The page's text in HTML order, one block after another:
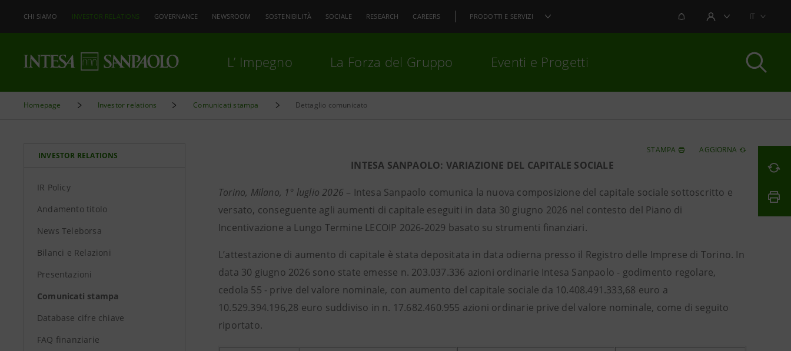
CHI SIAMO INVESTOR RELATIONS GOVERNANCE NEWSROOM SOSTENIBILITÀ SOCIALE RESEARCH CAREERS PRODOTTI E SERVIZI NOTIFICHEAREA UTENTEIT
L’ Impegno La Forza del Gruppo Eventi e Progetti
Homepage Investor relations Comunicati stampa Dettaglio comunicato
INVESTOR RELATIONS
IR Policy
Andamento titolo
News Teleborsa
Bilanci e Relazioni
Presentazioni
Comunicati stampa
Database cifre chiave
FAQ finanziarie
STAMPA AGGIORNA
INTESA SANPAOLO: VARIAZIONE DEL CAPITALE SOCIALE
Torino, Milano, 1° luglio 2026 – Intesa Sanpaolo comunica la nuova composizione del capitale sociale sottoscritto e
versato, conseguente agli aumenti di capitale eseguiti in data 30 giugno 2026 nel contesto del Piano di
Incentivazione a Lungo Termine LECOIP 2026-2029 basato su strumenti finanziari.
L’attestazione di aumento di capitale è stata depositata in data odierna presso il Registro delle Imprese di Torino. In
data 30 giugno 2026 sono state emesse n. 203.037.336 azioni ordinarie Intesa Sanpaolo - godimento regolare,
cedola 55 - prive del valore nominale, con aumento del capitale sociale da 10.408.491.333,68 euro a
10.529.394.196,28 euro suddiviso in n. 17.682.460.955 azioni ordinarie prive del valore nominale, come di seguito
riportato.